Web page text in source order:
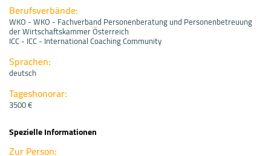
Berufsverbände:
WKO - WKO - Fachverband Personenberatung und Personenbetreuung
der Wirtschaftskammer Österreich
ICC - ICC - International Coaching Community
Sprachen:
deutsch
Tageshonorar:
3500 €
Spezielle Informationen
Zur Person: